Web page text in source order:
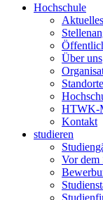
Hochschule
Aktuelles
Über uns
HTWK-
Kontakt
studieren
Vor dem